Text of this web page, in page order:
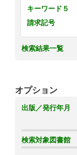
キーワード５
請求記号
検索結果一覧
オプション
出版／発行年月
検索対象図書館